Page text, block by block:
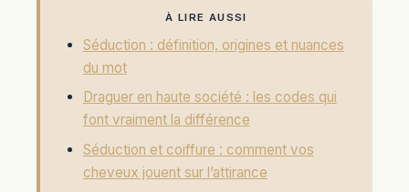
À LIRE AUSSI
Séduction : définition, origines et nuances
du mot
Draguer en haute société : les codes qui
font vraiment la différence
Séduction et coiffure : comment vos
cheveux jouent sur l’attirance